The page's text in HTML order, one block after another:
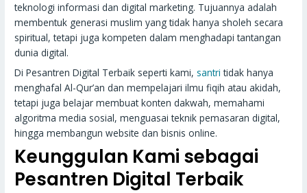
teknologi informasi dan digital marketing. Tujuannya adalah
membentuk generasi muslim yang tidak hanya sholeh secara
spiritual, tetapi juga kompeten dalam menghadapi tantangan
dunia digital.
Di Pesantren Digital Terbaik seperti kami, santri tidak hanya
menghafal Al-Qur’an dan mempelajari ilmu fiqih atau akidah,
tetapi juga belajar membuat konten dakwah, memahami
algoritma media sosial, menguasai teknik pemasaran digital,
hingga membangun website dan bisnis online.
Keunggulan Kami sebagai
Pesantren Digital Terbaik